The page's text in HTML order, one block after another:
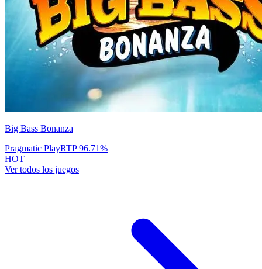
Big Bass Bonanza
Pragmatic PlayRTP96.71%
HOT
Ver todos los juegos